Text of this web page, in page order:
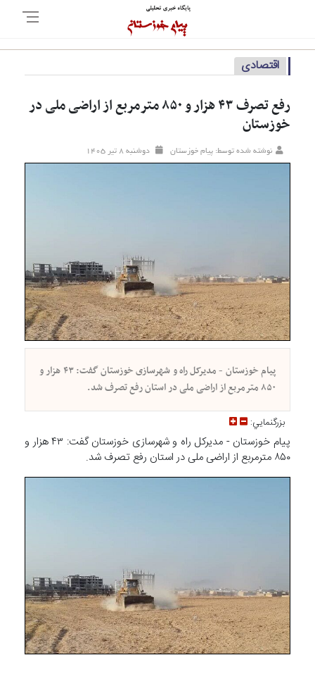
اقتصادی
رفع تصرف ۴۳ هزار و ۸۵۰ مترمربع از اراضی ملی در
خوزستان
نوشته شده توسط: پیام خوزستان دوشنبه ۸ تير ۱۴۰۵
پیام خوزستان - مدیرکل راه و شهرسازی خوزستان گفت: ۴۳ هزار و
۸۵۰ مترمربع از اراضی ملی در استان رفع تصرف شد.
بزرگنمايي:
پیام خوزستان - مدیرکل راه و شهرسازی خوزستان گفت: ۴۳ هزار و
۸۵۰ مترمربع از اراضی ملی در استان رفع تصرف شد.